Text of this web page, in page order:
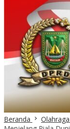
Beranda Olahraga